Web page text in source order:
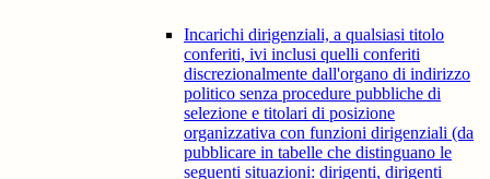
Incarichi dirigenziali, a qualsiasi titolo
conferiti, ivi inclusi quelli conferiti
discrezionalmente dall'organo di indirizzo
politico senza procedure pubbliche di
selezione e titolari di posizione
organizzativa con funzioni dirigenziali (da
pubblicare in tabelle che distinguano le
seguenti situazioni: dirigenti, dirigenti